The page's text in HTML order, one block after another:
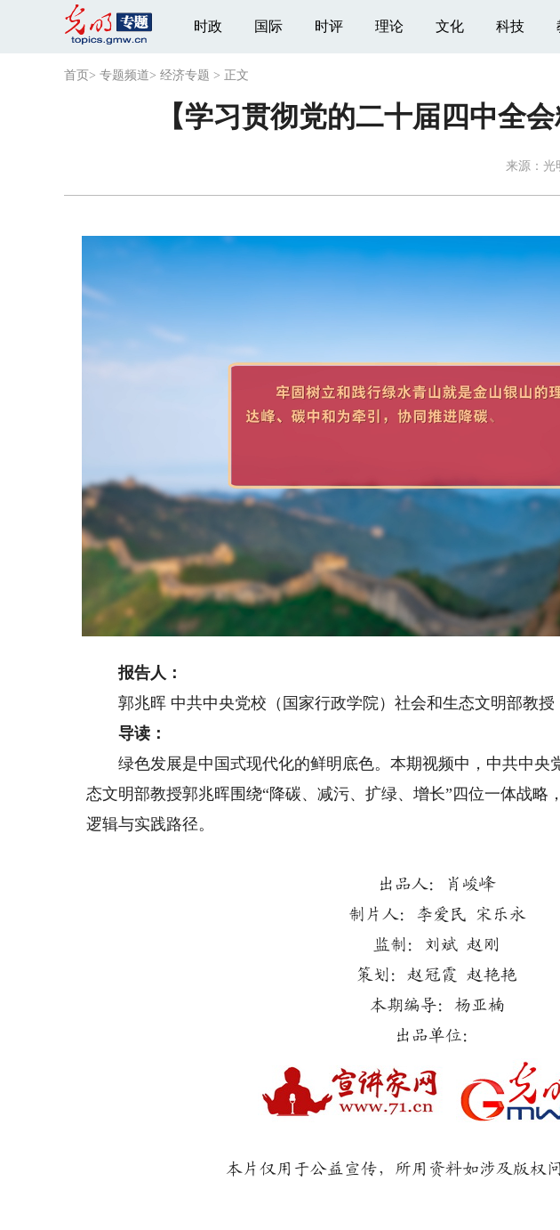
时政 国际 时评 理论 文化 科技
首页 > 专题频道> 经济专题 > 正文
【学习贯彻党的二十届四中全
来源： 光
19.50%
报告人：
郭兆晖 中共中央党校（国家行政学院）社会和生态文明部教授
导读：
绿色发展是中国式现代化的鲜明底色。本期视频中，中共中央
态文明部教授郭兆晖围绕“降碳、减污、扩绿、增长”四位一体战略
逻辑与实践路径。
出品人：肖峻峰
制片人：李爱民 宋乐永
监制：刘斌 赵刚
策划：赵冠霞 赵艳艳
本期编导：杨亚楠
出品单位：
本片仅用于公益宣传，所用资料如涉及版权